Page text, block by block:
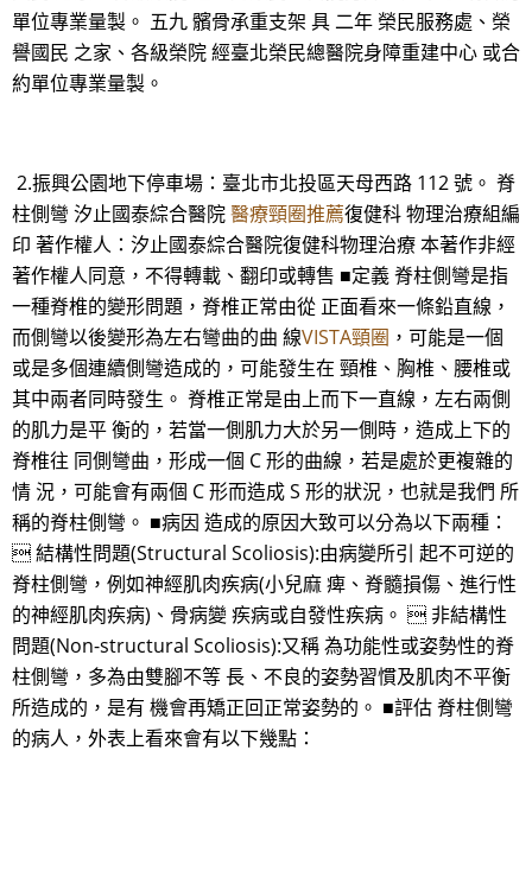
單位專業量製。 五九 髕骨承重支架 具 二年 榮民服務處、榮
譽國民 之家、各級榮院 經臺北榮民總醫院身障重建中心 或合
約單位專業量製。
2.振興公園地下停車場：臺北市北投區天母西路 112 號。 脊
柱側彎 汐止國泰綜合醫院醫療頸圈推薦復健科 物理治療組編
印 著作權人：汐止國泰綜合醫院復健科物理治療 本著作非經
著作權人同意，不得轉載、翻印或轉售 ■定義 脊柱側彎是指
一種脊椎的變形問題，脊椎正常由從 正面看來一條鉛直線，
而側彎以後變形為左右彎曲的曲 線VISTA頸圈 ，可能是一個
或是多個連續側彎造成的，可能發生在 頸椎、胸椎、腰椎或
其中兩者同時發生。 脊椎正常是由上而下一直線，左右兩側
的肌力是平 衡的，若當一側肌力大於另一側時，造成上下的
脊椎往 同側彎曲，形成一個 C 形的曲線，若是處於更複雜的
情 況，可能會有兩個 C 形而造成 S 形的狀況，也就是我們 所
稱的脊柱側彎。 ■病因 造成的原因大致可以分為以下兩種：
 結構性問題(Structural Scoliosis):由病變所引 起不可逆的
脊柱側彎，例如神經肌肉疾病(小兒麻 痺、脊髓損傷、進行性
的神經肌肉疾病)、骨病變 疾病或自發性疾病。  非結構性
問題(Non-structural Scoliosis):又稱 為功能性或姿勢性的脊
柱側彎，多為由雙腳不等 長、不良的姿勢習慣及肌肉不平衡
所造成的，是有 機會再矯正回正常姿勢的。 ■評估 脊柱側彎
的病人，外表上看來會有以下幾點：